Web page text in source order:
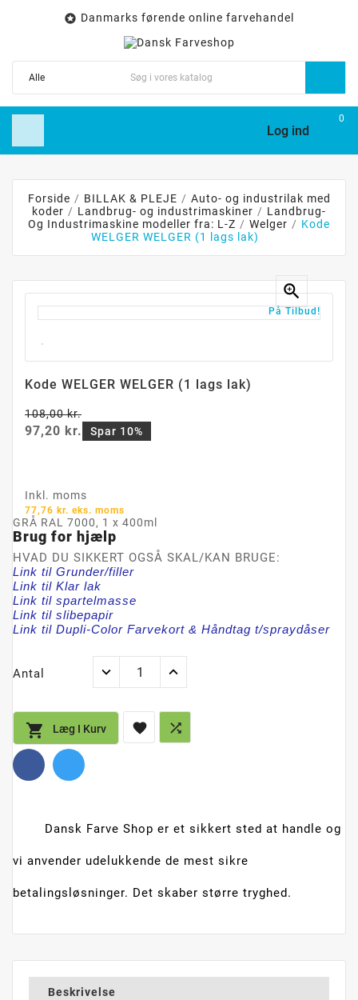
 Danmarks førende online farvehandel
Log ind
0
Forside BILLAK & PLEJE
Auto- og industrilak med
koder
Landbrug- og industrimaskiner
Landbrug-
Og Industrimaskine modeller fra: L-Z
Welger
Kode
WELGER WELGER (1 lags lak)
På Tilbud!

Kode WELGER WELGER (1 lags lak)
108,00 kr.
97,20 kr. Spar 10%
Inkl. moms
77,76 kr. eks. moms
GRÅ RAL 7000, 1 x 400ml
Brug for hjælp
HVAD DU SIKKERT OGSÅ SKAL/KAN BRUGE:
Link til Grunder/filler
Link til Klar lak
Link til spartelmasse
Link til slibepapir
Link til Dupli-Color Farvekort & Håndtag t/spraydåser
Antal
 Læg I Kurv  
Dansk Farve Shop er et sikkert sted at handle og
vi anvender udelukkende de mest sikre
betalingsløsninger. Det skaber større tryghed.
Beskrivelse